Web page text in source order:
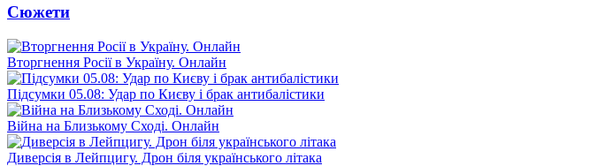
Сюжети
Вторгнення Росії в Україну. Онлайн
Підсумки 05.08: Удар по Києву і брак антибалістики
Війна на Близькому Сході. Онлайн
Диверсія в Лейпцигу. Дрон біля українського літака